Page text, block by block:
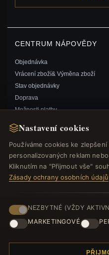
Nastavení cookies
Používáme cookies ke
personalizovaných reklam
Kliknutím na "Přijmout vše"
Zásady ochrany osobních údajů
NEZBYTNÉ (VŽDY
MARKETINGOVÉ
CENTRUM NÁPOVĚDY
Objednávka
Vrácení zboží& Výměna zboží
Stav objednávky
Doprava
Možnosti platby
Kontaktujte nás
RYCHLÉ ODKAZY
Nové produkty
Speciální nabídky
Blog
Recenze
Přihlásit se